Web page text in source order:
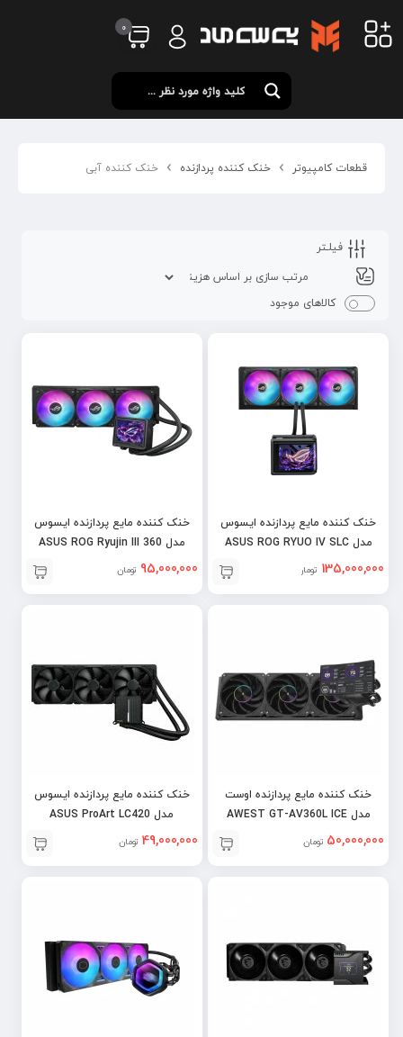
0
قطعات کامپیوتر خنک کننده پردازنده خنک کننده آبی
فیلـتر
کالاهای موجود
خنک کننده مایع پردازنده ایسوس
مدل ASUS ROG RYUO IV SLC
360 ARGB135,000,000 تومان
خنک کننده مایع پردازنده ایسوس
مدل ASUS ROG Ryujin III 360
ARGB Extreme95,000,000 تومان
خنک کننده مایع پردازنده اوست
مدل AWEST GT-AV360L ICE
VEIN – BLACK50,000,000 تومان
خنک کننده مایع پردازنده ایسوس
مدل ASUS ProArt LC420
49,000,000 تومان